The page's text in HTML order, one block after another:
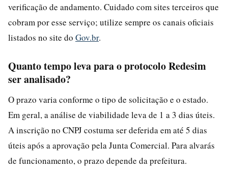
verificação de andamento. Cuidado com sites terceiros que
cobram por esse serviço; utilize sempre os canais oficiais
listados no site do Gov.br.
Quanto tempo leva para o protocolo Redesim
ser analisado?
O prazo varia conforme o tipo de solicitação e o estado.
Em geral, a análise de viabilidade leva de 1 a 3 dias úteis.
A inscrição no CNPJ costuma ser deferida em até 5 dias
úteis após a aprovação pela Junta Comercial. Para alvarás
de funcionamento, o prazo depende da prefeitura.